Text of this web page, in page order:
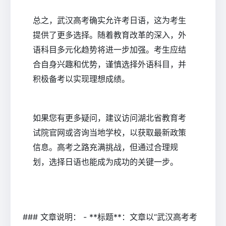
总之，武汉高考确实允许考日语，这为考生
提供了更多选择。随着教育改革的深入，外
语科目多元化趋势将进一步加强。考生应结
合自身兴趣和优势，谨慎选择外语科目，并
积极备考以实现理想成绩。
如果您有更多疑问，建议访问湖北省教育考
试院官网或咨询当地学校，以获取最新政策
信息。高考之路充满挑战，但通过合理规
划，选择日语也能成为成功的关键一步。
### 文章说明： - **标题**：文章以“武汉高考考